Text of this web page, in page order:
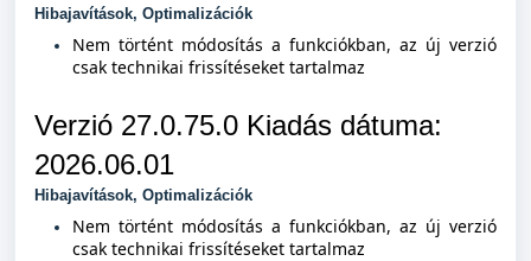
Hibajavítások, Optimalizációk
Nem történt módosítás a funkciókban, az új verzió
csak technikai frissítéseket tartalmaz
Verzió 27.0.75.0 Kiadás dátuma:
2026.06.01
Hibajavítások, Optimalizációk
Nem történt módosítás a funkciókban, az új verzió
csak technikai frissítéseket tartalmaz